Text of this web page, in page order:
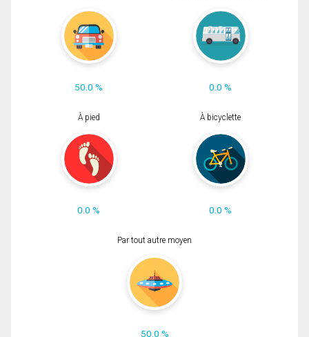
50.0 % 0.0 %
À pied
0.0 %
À bicyclette
0.0 %
Par tout autre moyen
50.0 %